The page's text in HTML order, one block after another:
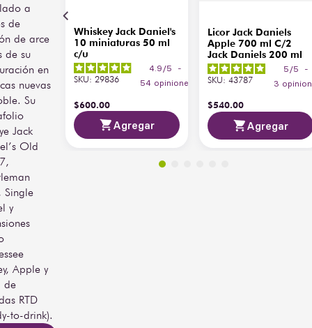
a
de
de arce
de su
en
nuevas
Su
Jack
Old
Single
y
Apple y
de
RTD
to-drink).
Whiskey Jack Daniel's
10 miniaturas 50 ml
c/u
4.9 /5
-
54 opiniones
SKU: 29836
$600.00
Agregar
Licor Jack Daniels
Apple 700 ml C/2
Jack Daniels 200 ml
5 /5
-
3
SKU: 43787
$540.00
Agregar